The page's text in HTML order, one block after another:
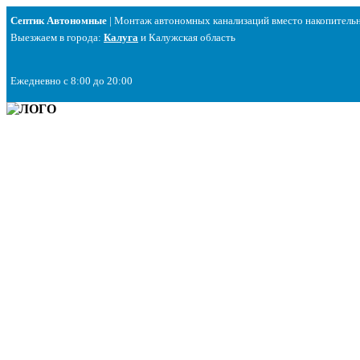
к
содержимому
Септик Автономные | Монтаж автономных канализаций вместо
Выезжаем в города: Калуга и Калужская область
Ежедневно с 8:00 до 20:00